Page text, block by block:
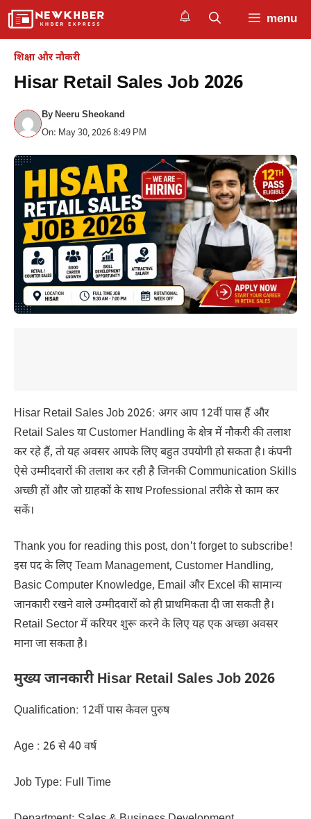
Skip
menu
शिक्षा और नौकरी
Hisar Retail Sales Job 2026
ByNeeru Sheokand
On: May 30, 2026 8:49 PM
Hisar Retail Sales Job 2026: अगर आप 12वीं पास हैं और
Retail Sales या Customer Handling के क्षेत्र में नौकरी की तलाश
कर रहे हैं, तो यह अवसर आपके लिए बहुत उपयोगी हो सकता है। कंपनी
ऐसे उम्मीदवारों की तलाश कर रही है जिनकी Communication Skills
अच्छी हों और जो ग्राहकों के साथ Professional तरीके से काम कर
सकें।
Thank you for reading this post, don't forget to subscribe!
इस पद के लिए Team Management, Customer Handling,
Basic Computer Knowledge, Email और Excel की सामान्य
जानकारी रखने वाले उम्मीदवारों को ही प्राथमिकता दी जा सकती है।
Retail Sector में करियर शुरू करने के लिए यह एक अच्छा अवसर
माना जा सकता है।
मुख्य जानकारी Hisar Retail Sales Job 2026
Qualification: 12वीं पास केवल पुरुष
Age : 26 से 40 वर्ष
Job Type: Full Time